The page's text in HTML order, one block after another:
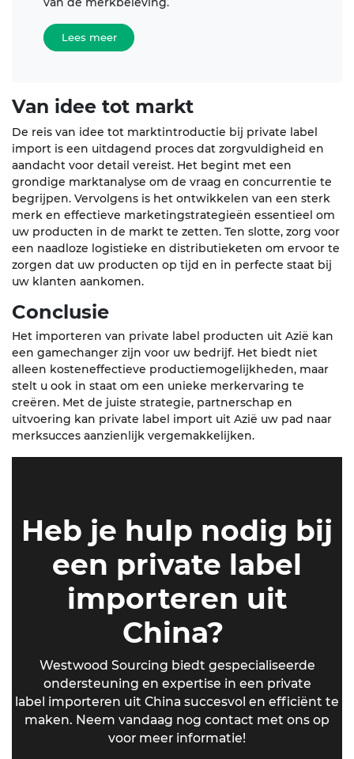
Lees meer
Van idee tot markt
De reis van idee tot marktintroductie bij private label
import is een uitdagend proces dat zorgvuldigheid en
aandacht voor detail vereist. Het begint met een
grondige marktanalyse om de vraag en concurrentie te
begrijpen. Vervolgens is het ontwikkelen van een sterk
merk en effectieve marketingstrategieën essentieel om
uw producten in de markt te zetten. Ten slotte, zorg voor
een naadloze logistieke en distributieketen om ervoor te
zorgen dat uw producten op tijd en in perfecte staat bij
uw klanten aankomen.
Conclusie
Het importeren van private label producten uit Azië kan
een gamechanger zijn voor uw bedrijf. Het biedt niet
alleen kosteneffectieve productiemogelijkheden, maar
stelt u ook in staat om een unieke merkervaring te
creëren. Met de juiste strategie, partnerschap en
uitvoering kan private label import uit Azië uw pad naar
merksucces aanzienlijk vergemakkelijken.
Heb je hulp nodig bij
een private label
importeren uit
China?
Westwood Sourcing biedt gespecialiseerde
ondersteuning en expertise in een private
label importeren uit China succesvol en efficiënt te
maken. Neem vandaag nog contact met ons op
voor meer informatie!